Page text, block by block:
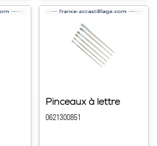
Pinceaux à lettre
0621300851